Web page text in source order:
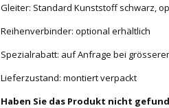
Gleiter: Standard Kunststoff schwarz,
Reihenverbinder: optional erhältlich
Spezialrabatt: auf Anfrage bei
Lieferzustand: montiert verpackt
Haben Sie das Produkt nicht